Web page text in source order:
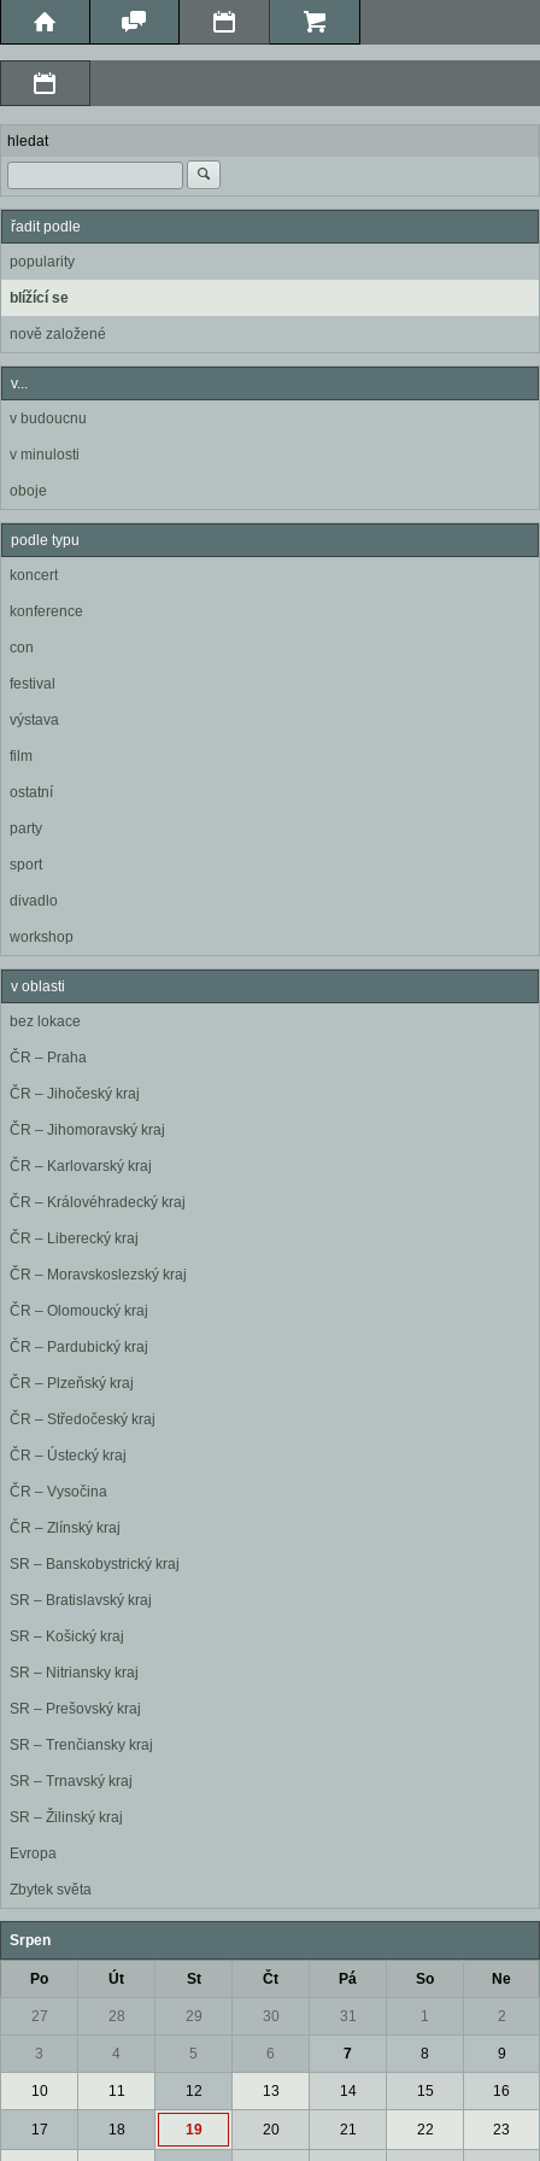
hledat
řadit podle
popularity
blížící se
nově založené
v...
v budoucnu
v minulosti
oboje
podle typu
koncert
konference
con
festival
výstava
film
ostatní
party
sport
divadlo
workshop
v oblasti
bez lokace
ČR – Praha
ČR – Jihočeský kraj
ČR – Jihomoravský kraj
ČR – Karlovarský kraj
ČR – Královéhradecký kraj
ČR – Liberecký kraj
ČR – Moravskoslezský kraj
ČR – Olomoucký kraj
ČR – Pardubický kraj
ČR – Plzeňský kraj
ČR – Středočeský kraj
ČR – Ústecký kraj
ČR – Vysočina
ČR – Zlínský kraj
SR – Banskobystrický kraj
SR – Bratislavský kraj
SR – Košický kraj
SR – Nitriansky kraj
SR – Prešovský kraj
SR – Trenčiansky kraj
SR – Trnavský kraj
SR – Žilinský kraj
Evropa
Zbytek světa
Srpen
Po Út St Čt Pá So Ne
27 28 29 30 31 1 2
3 4 5 6 7 8 9
10 11 12 13 14 15 16
17 18 19 20 21 22 23